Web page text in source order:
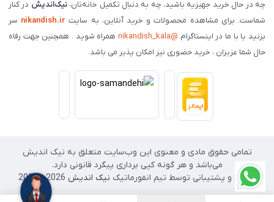
چه در حال خرید جهیزیه باشید، چه به دنبال تکمیل خانه‌تان،نیک‌اندیش در کنار
شماست. برای مشاهده محصولات و خرید آنلاین، به سایت nikandish.ir سر
بزنید یا با ما در اینستاگرام @nikandish_kala
همراه شوید . همچنین جهت رفاه
حال شما عزیزان ، خرید حضوری نیز امکان پذیر می باشد.
تمامی حقوق مادی و معنوی این وب‌سایت متعلق به نیک اندیش
می‌باشد و هر گونه کپی برداری پیگرد قانونی دارد.
طراحی و پشتیبانی توسط تیم انفورماتیک نیک اندیش 2026 - 2025